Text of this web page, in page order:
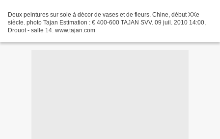
Deux peintures sur soie à décor de vases et de fleurs. Chine, début XXe
siècle. photo Tajan Estimation : € 400-600 TAJAN SVV. 09 juil. 2010 14:00,
Drouot - salle 14. www.tajan.com